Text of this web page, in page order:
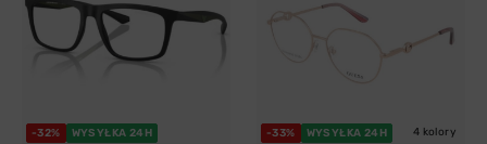
-32% WYSYŁKA 24H -33% WYSYŁKA 24H 4 kolory